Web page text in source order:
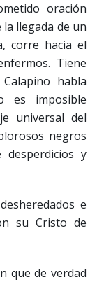
oración
llegada de un
corre hacia el
Tiene
habla
es imposible
universal del
negros
y
e
su Cristo de
que de verdad